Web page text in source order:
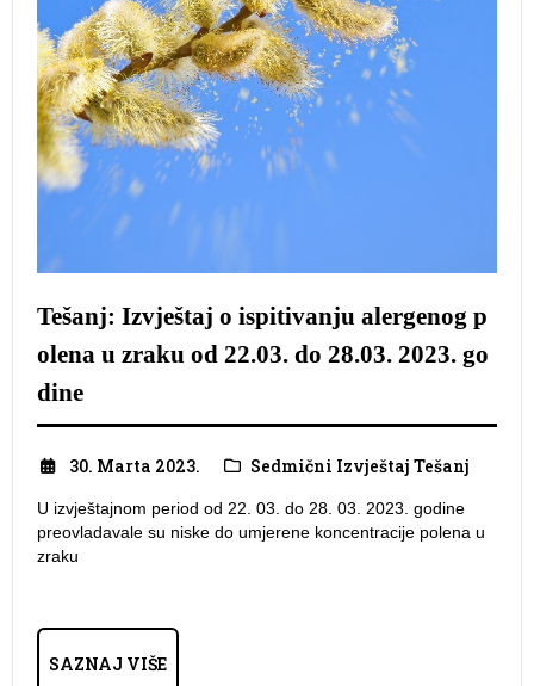
Tešanj: Izvještaj o ispitivanju alergenog p
olena u zraku od 22.03. do 28.03. 2023. go
dine
30. Marta 2023. Sedmični Izvještaj Tešanj
U izvještajnom period od 22. 03. do 28. 03. 2023. godine
preovladavale su niske do umjerene koncentracije polena u
zraku
SAZNAJ VIŠE